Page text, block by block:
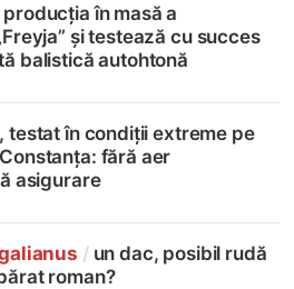
în masă a
și testează cu succes
balistică autohtonă
testat în condiții extreme pe
fără aer
asigurare
/un dac, posibil rudă
roman?